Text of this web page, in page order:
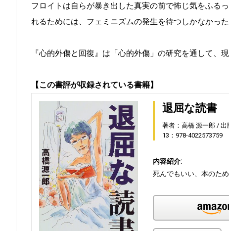
フロイトは自らが暴き出した真実の前で怖じ気をふる
れるためには、フェミニズムの発生を待つしかなかった
『心的外傷と回復』は「心的外傷」の研究を通して、
【この書評が収録されている書籍】
退屈な読書
著者：高橋 源一郎 出
13：978-4022573759
内容紹介:
死んでもいい、本のた